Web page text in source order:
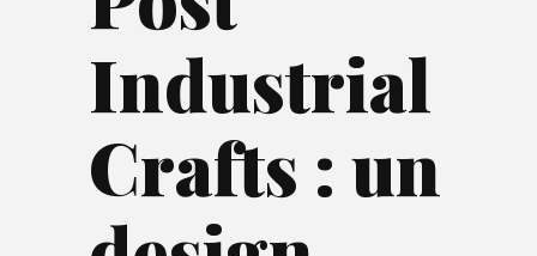
Industrial
Crafts : un